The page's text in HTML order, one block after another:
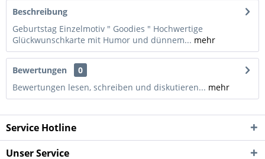
Beschreibung
Geburtstag Einzelmotiv " Goodies " Hochwertige
Glückwunschkarte mit Humor und dünnem... mehr
Bewertungen
0
Bewertungen lesen, schreiben und diskutieren... mehr
Service Hotline
Unser Service